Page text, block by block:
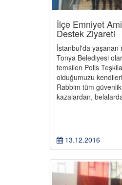
İlçe Emniyet
Destek Ziyareti
İstanbul'da yaşanan
Tonya Belediyesi
temsilen Polis
olduğumuzu
Rabbim tüm
kazalardan,
13.12.2016